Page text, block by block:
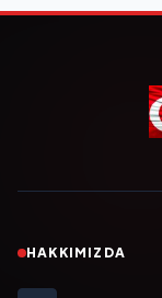
HAKKIMIZDA